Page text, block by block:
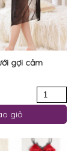
gợi cảm
giỏ